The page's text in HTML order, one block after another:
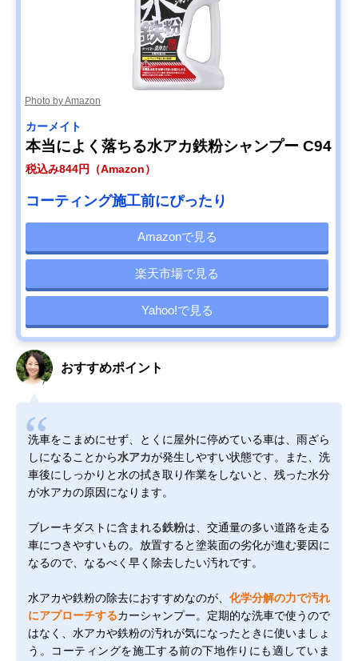
Photo by Amazon
カーメイト
本当によく落ちる水アカ鉄粉シャンプー C94
税込み844円（Amazon）
コーティング施工前にぴったり
Amazonで見る
楽天市場で見る
Yahoo!で見る
おすすめポイント
洗車をこまめにせず、とくに屋外に停めている車は、雨ざら
しになることから水アカが発生しやすい状態です。また、洗
車後にしっかりと水の拭き取り作業をしないと、残った水分
が水アカの原因になります。
ブレーキダストに含まれる鉄粉は、交通量の多い道路を走る
車につきやすいもの。放置すると塗装面の劣化が進む要因に
なるので、なるべく早く除去したい汚れです。
水アカや鉄粉の除去におすすめなのが、 化学分解の力で汚れ
にアプローチするカーシャンプー。定期的な洗車で使うので
はなく、水アカや鉄粉の汚れが気になったときに使いましょ
う。コーティングを施工する前の下地作りにも適していま